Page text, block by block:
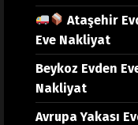
Ataşehir
Eve Nakliyat
Beykoz Evden
Nakliyat
Avrupa Yakası